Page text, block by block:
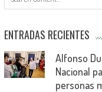
ENTRADAS RECIENTES
Alfonso
Nacional
personas